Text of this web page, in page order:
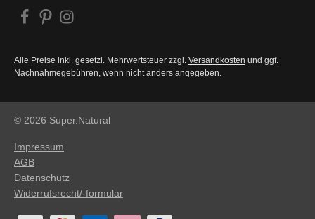
Alle Preise inkl. gesetzl. Mehrwertsteuer zzgl. Versandkosten und ggf.
Nachnahmegebühren, wenn nicht anders angegeben.
© 2026 Super.Natural
Impressum
AGB
Datenschutz
Widerrufsrecht/-formular